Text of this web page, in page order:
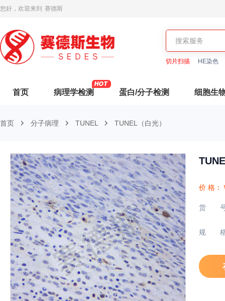
您好，欢迎来到 赛德斯
切片扫描 HE染色
首页 病理学检测 蛋白/分子检测 细胞生
首页 分子病理 TUNEL TUNEL（白光）
价 格：
货
规